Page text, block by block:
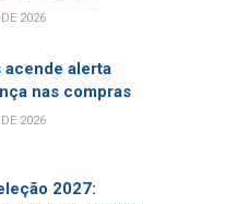
2026
acende alerta
nas compras
2026
2027: